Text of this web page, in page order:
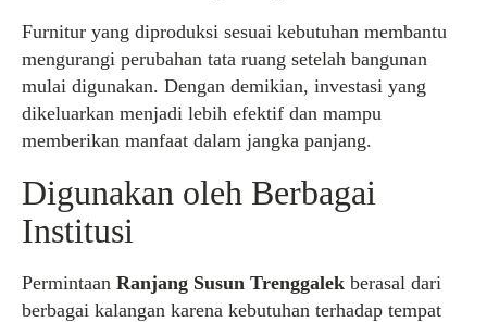
Furnitur yang diproduksi sesuai kebutuhan membantu
mengurangi perubahan tata ruang setelah bangunan
mulai digunakan. Dengan demikian, investasi yang
dikeluarkan menjadi lebih efektif dan mampu
memberikan manfaat dalam jangka panjang.
Digunakan oleh Berbagai
Institusi
Permintaan Ranjang Susun Trenggalek berasal dari
berbagai kalangan karena kebutuhan terhadap tempat